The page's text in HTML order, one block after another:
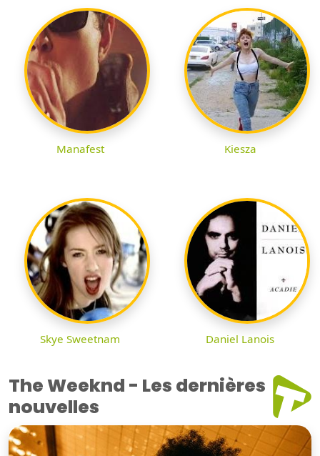
Manafest Kiesza
Skye Sweetnam Daniel Lanois
The Weeknd - Les dernières
nouvelles